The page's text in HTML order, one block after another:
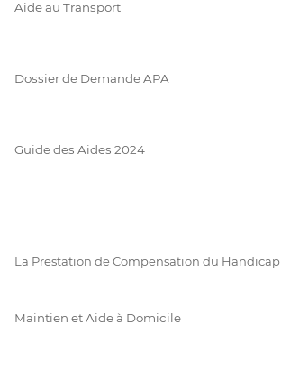
Aide au Transport
Dossier de Demande APA
Guide des Aides 2024
La Prestation de Compensation du Handicap
Maintien et Aide à Domicile